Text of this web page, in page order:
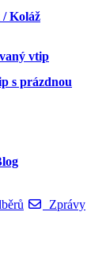
/ Koláž
vtip
s prázdnou
Zprávy